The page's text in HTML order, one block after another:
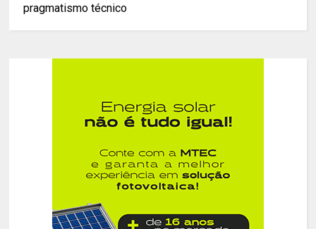
pragmatismo técnico